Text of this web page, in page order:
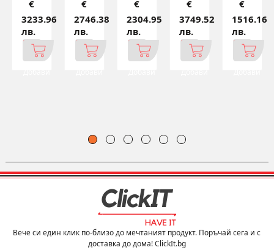
€
3233.96
лв.
€
2746.38
лв.
€
2304.95
лв.
€
3749.52
лв.
€
1516.16
лв.
Вече си един клик по-близо до мечтаният продукт. Поръчай сега и с
доставка до дома! ClickIt.bg